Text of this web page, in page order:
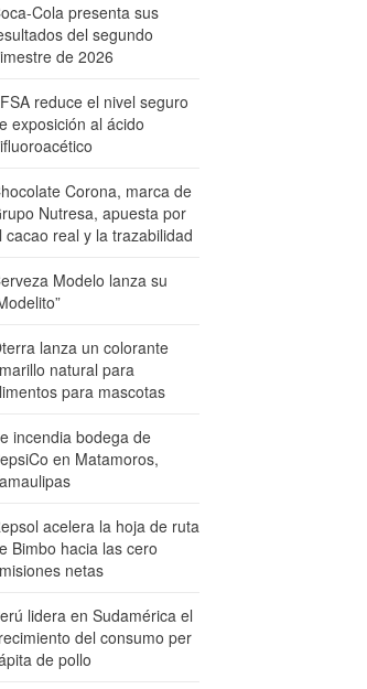
Cola presenta sus
del segundo
de 2026
reduce el nivel seguro
exposición al ácido
Corona, marca de
Nutresa, apuesta por
cacao real y la trazabilidad
Modelo lanza su
lanza un colorante
natural para
para mascotas
incendia bodega de
en Matamoros,
acelera la hoja de ruta
Bimbo hacia las cero
netas
lidera en Sudamérica el
del consumo per
de pollo